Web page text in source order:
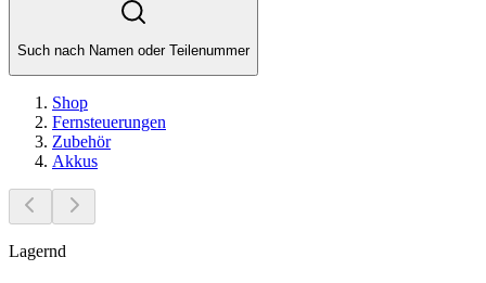
Such nach Namen oder Teilenummer
Shop
Fernsteuerungen
Zubehör
Akkus
Lagernd